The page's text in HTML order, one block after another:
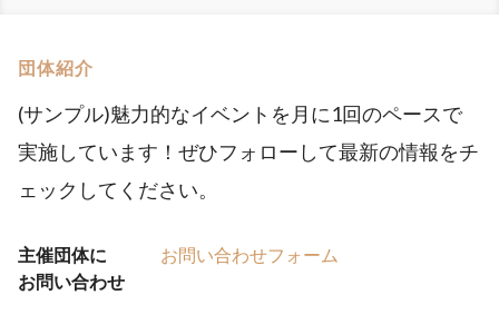
団体紹介
(サンプル)魅力的なイベントを月に1回のペースで
実施しています！ぜひフォローして最新の情報をチ
ェックしてください。
主催団体に
お問い合わせ
お問い合わせフォーム